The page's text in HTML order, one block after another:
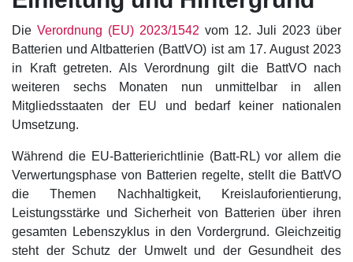
Die Verordnung (EU) 2023/1542 vom 12. Juli 2023 über
Batterien und Altbatterien (BattVO) ist am 17. August 2023
in Kraft getreten. Als Verordnung gilt die BattVO nach
weiteren sechs Monaten nun unmittelbar in allen
Mitgliedsstaaten der EU und bedarf keiner nationalen
Umsetzung.
Während die EU-Batterierichtlinie (Batt-RL) vor allem die
Verwertungsphase von Batterien regelte, stellt die BattVO
die Themen Nachhaltigkeit, Kreislauforientierung,
Leistungsstärke und Sicherheit von Batterien über ihren
gesamten Lebenszyklus in den Vordergrund. Gleichzeitig
steht der Schutz der Umwelt und der Gesundheit des